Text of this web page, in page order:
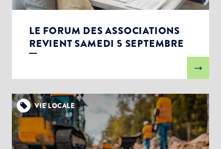
LE FORUM DES ASSOCIATIONS
REVIENT SAMEDI 5 SEPTEMBRE
VIE LOCALE